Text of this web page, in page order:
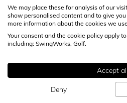
TRAINING ALLGEMEINER UND GOLFSPEZIFISCHER BEWEGLICHKEIT, KRAFT UND SCHNELLKRAFT
TRAINING ALLGEMEINER UND GOLFSPEZIFISCHER BEWEGLICHKEIT, KRAFT UND SCHNELLKRAFT
We may place these for analysis of our
show personalised content and to give
more information about the cookies we
Your consent and the cookie policy apply
including: SwingWorks, Golf.
Accept all
Deny